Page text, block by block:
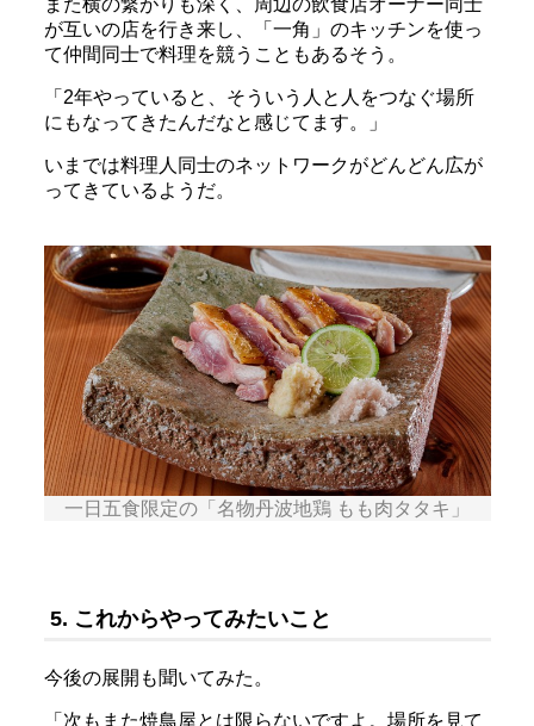
が互いの店を行き来し、「一角」のキッチンを使っ
て仲間同士で料理を競うこともあるそう。
「2年やっていると、そういう人と人をつなぐ場所
にもなってきたんだなと感じてます。」
いまでは料理人同士のネットワークがどんどん広が
ってきているようだ。
一日五食限定の「名物丹波地鶏 もも肉タタキ」
5. これからやってみたいこと
今後の展開も聞いてみた。
「次もまた焼鳥屋とは限らないですよ。場所を見て